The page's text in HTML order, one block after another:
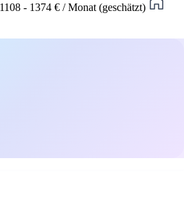
1108 - 1374 € / Monat (geschätzt)